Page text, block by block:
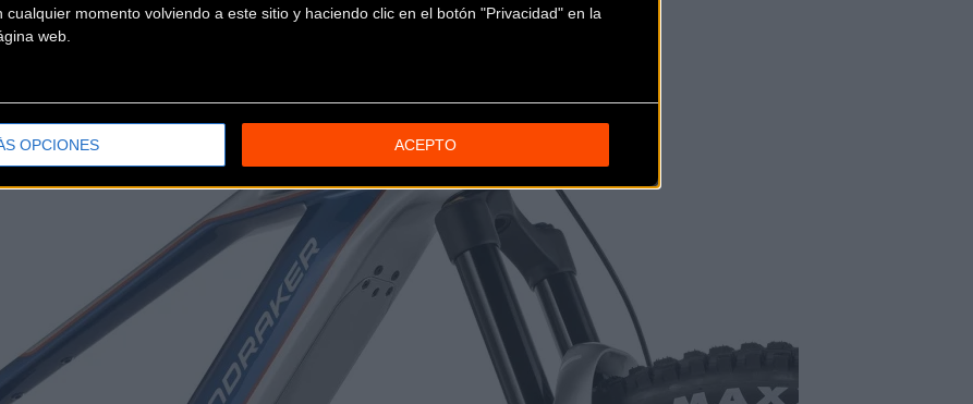
cualquier momento volviendo a este sitio y haciendo clic en el botón "Privacidad" en la
web.
OPCIONES ACEPTO